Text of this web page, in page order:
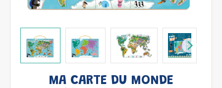
MA CARTE DU MONDE